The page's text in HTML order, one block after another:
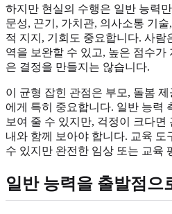
하지만 현실의 수행은 일반 능력
문성, 끈기, 가치관, 의사소통 기
적 지지, 기회도 중요합니다. 사람
역을 보완할 수 있고, 높은 점수가
은 결정을 만들지는 않습니다.
이 균형 잡힌 관점은 부모, 돌봄
에게 특히 중요합니다. 일반 능력
보여 줄 수 있지만, 걱정이 크다면
내와 함께 보아야 합니다. 교육 도
수 있지만 완전한 임상 또는 교육
일반 능력을 출발점으